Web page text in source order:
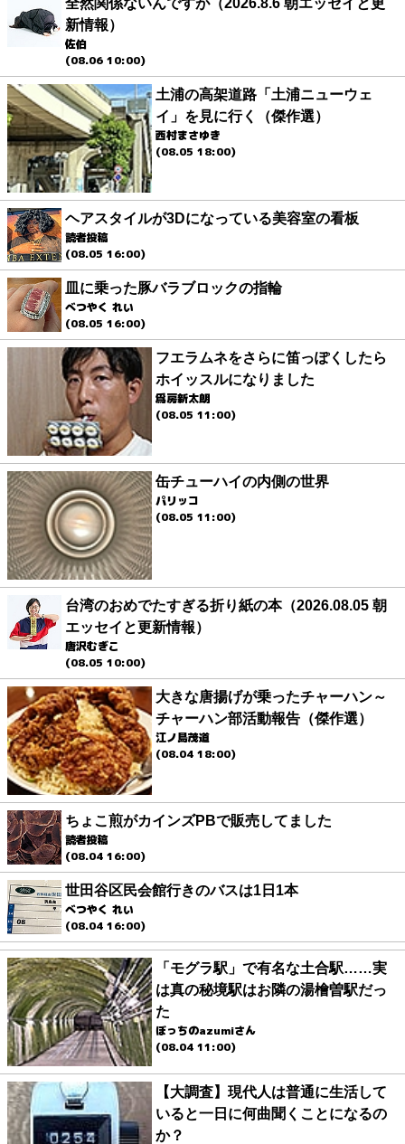
全然関係ないんですが（2026.8.6 朝エッセイと更
新情報）
佐伯
(08.06 10:00)
土浦の高架道路「土浦ニューウェ
イ」を見に行く（傑作選）
西村まさゆき
(08.05 18:00)
ヘアスタイルが3Dになっている美容室の看板
読者投稿
(08.05 16:00)
皿に乗った豚バラブロックの指輪
べつやく れい
(08.05 16:00)
フエラムネをさらに笛っぽくしたら
ホイッスルになりました
爲房新太朗
(08.05 11:00)
缶チューハイの内側の世界
パリッコ
(08.05 11:00)
台湾のおめでたすぎる折り紙の本（2026.08.05 朝
エッセイと更新情報）
唐沢むぎこ
(08.05 10:00)
大きな唐揚げが乗ったチャーハン～
チャーハン部活動報告（傑作選）
江ノ島茂道
(08.04 18:00)
ちょこ煎がカインズPBで販売してました
読者投稿
(08.04 16:00)
世田谷区民会館行きのバスは1日1本
べつやく れい
(08.04 16:00)
「モグラ駅」で有名な土合駅……実
は真の秘境駅はお隣の湯檜曽駅だっ
た
ぼっちのazumiさん
(08.04 11:00)
【大調査】現代人は普通に生活して
いると一日に何曲聞くことになるの
か？